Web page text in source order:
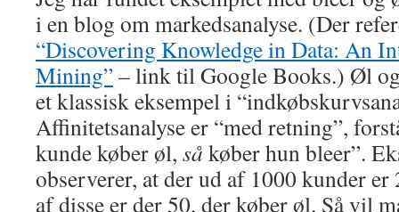
i en blog om markedsanalyse. (Der
“Discovering Knowledge in Data: An
Mining”– link til Google Books.) Øl
et klassisk eksempel i
Affinitetsanalyse er “med retning”,
kunde køber øl, så køber hun bleer”.
observerer, at der ud af 1000 kunder
af disse er der 50, der køber øl. Så vil